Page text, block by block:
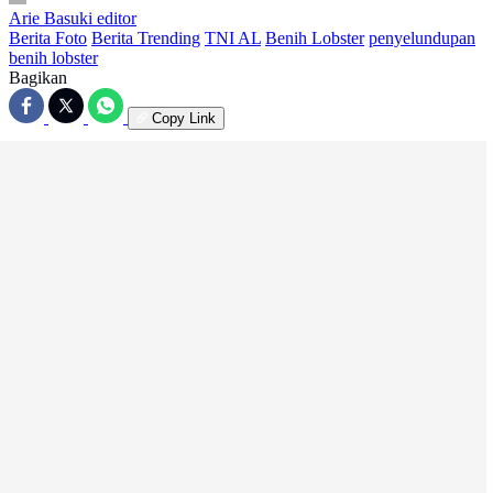
Arie Basuki editor
Berita Foto Berita Trending TNI AL Benih Lobster penyelundupan
benih lobster
Bagikan
Copy Link